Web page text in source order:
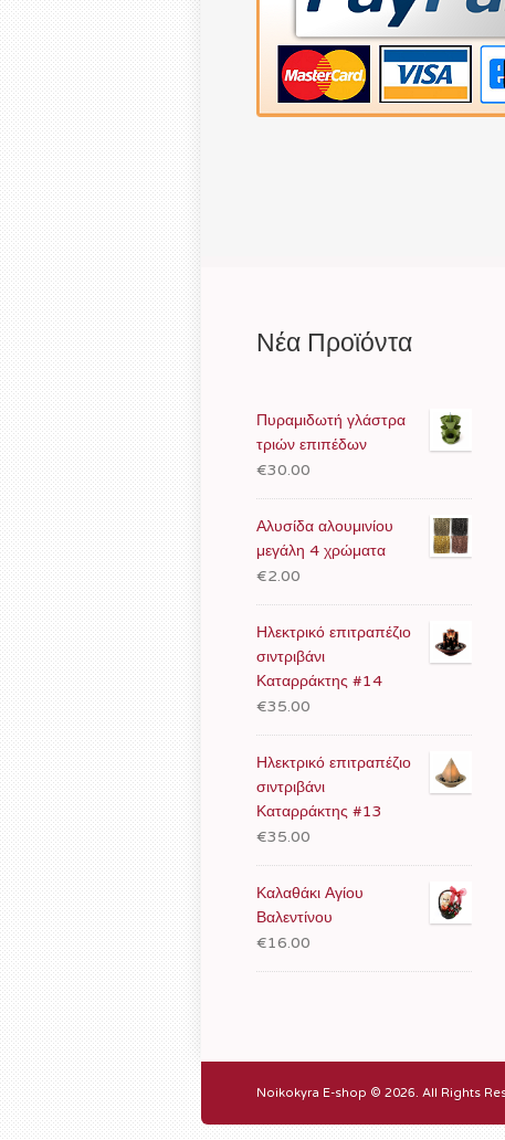
Νέα Προϊόντα
Πυραμιδωτή γλάστρα
τριών επιπέδων
€30.00
Αλυσίδα αλουμινίου
μεγάλη 4 χρώματα
€2.00
Ηλεκτρικό επιτραπέζιο
σιντριβάνι
Καταρράκτης #14
€35.00
Ηλεκτρικό επιτραπέζιο
σιντριβάνι
Καταρράκτης #13
€35.00
Καλαθάκι Αγίου
Βαλεντίνου
€16.00
Noikokyra E-shop © 2026. All Rights